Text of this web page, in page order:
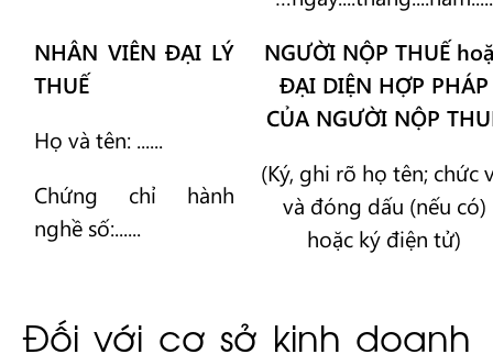
NHÂN VIÊN ĐẠI LÝ
THUẾ
Họ và tên: ......
Chứng chỉ hành
nghề số:......
NGƯỜI NỘP THUẾ
ĐẠI DIỆN HỢP PHÁP
CỦA NGƯỜI NỘP
(Ký, ghi rõ họ tên; chức
và đóng dấu (nếu có)
hoặc ký điện tử)
Đối với cơ sở kinh doanh